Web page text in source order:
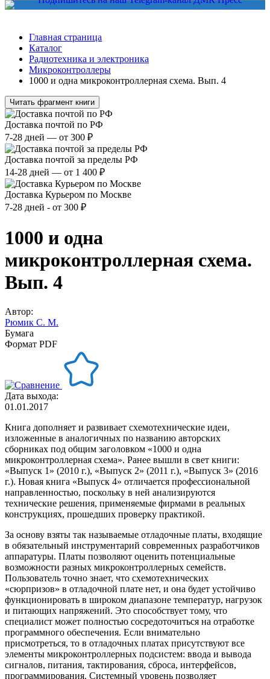
Главная страница
Каталог
Радиотехника и электроника
Микроконтроллеры
1000 и одна микроконтроллерная схема. Вып. 4
Читать фрагмент книги
Доставка почтой по РФ
7-28 дней — от 300 ₽
Доставка почтой за пределы РФ
14-28 дней — от 1 400 ₽
Доставка Курьером по Москве
7-28 дней - от 300 ₽
1000 и одна
микроконтроллерная схема.
Вып. 4
Автор:
Рюмик С. М.
Бумага
Формат PDF
Дата выхода:
01.01.2017
Книга дополняет и развивает схемотехнические идеи,
изложенные в аналогичных по названию авторских
сборниках под общим заголовком «1000 и одна
микроконтроллерная схема». Ранее вышли в свет книги:
«Выпуск 1» (2010 г.), «Выпуск 2» (2011 г.), «Выпуск 3» (2016
г.). Новая книга «Выпуск 4» отличается профессиональной
направленностью, поскольку в ней анализируются
технические решения, применяемые фирмами в реальных
конструкциях, прошедших проверку практикой.
За основу взяты так называемые отладочные платы, входящие
в обязательный инструментарий современных разработчиков
аппаратуры. Платы позволяют оценить потенциальные
возможности разных микроконтроллерных семейств.
Пользователь точно знает, что схемотехнических
«сюрпризов» в отладочной плате нет, и она будет устойчиво
функционировать в широком диапазоне температур, нагрузок
и питающих напряжений. Это способствует тому, что
специалист может полностью сосредоточиться на отработке
программного обеспечения. Если внимательно
присмотреться, то в отладочных платах присутствуют все
элементы микроконтроллерных подсистем: ввода и вывода
сигналов, питания, тактирования, сброса, интерфейсов,
программирования. Системный уровень позволяет